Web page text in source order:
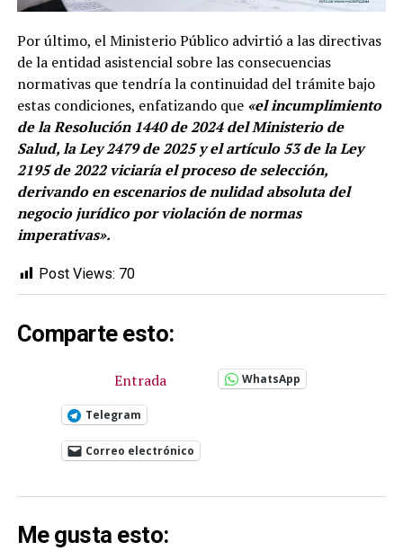
Por último, el Ministerio Público advirtió a las directivas
de la entidad asistencial sobre las consecuencias
normativas que tendría la continuidad del trámite bajo
estas condiciones, enfatizando que «el incumplimiento
de la Resolución 1440 de 2024 del Ministerio de
Salud, la Ley 2479 de 2025 y el artículo 53 de la Ley
2195 de 2022 viciaría el proceso de selección,
derivando en escenarios de nulidad absoluta del
negocio jurídico por violación de normas
imperativas».
Post Views: 70
Comparte esto:
Entrada WhatsApp
Telegram
Correo electrónico
Me gusta esto: